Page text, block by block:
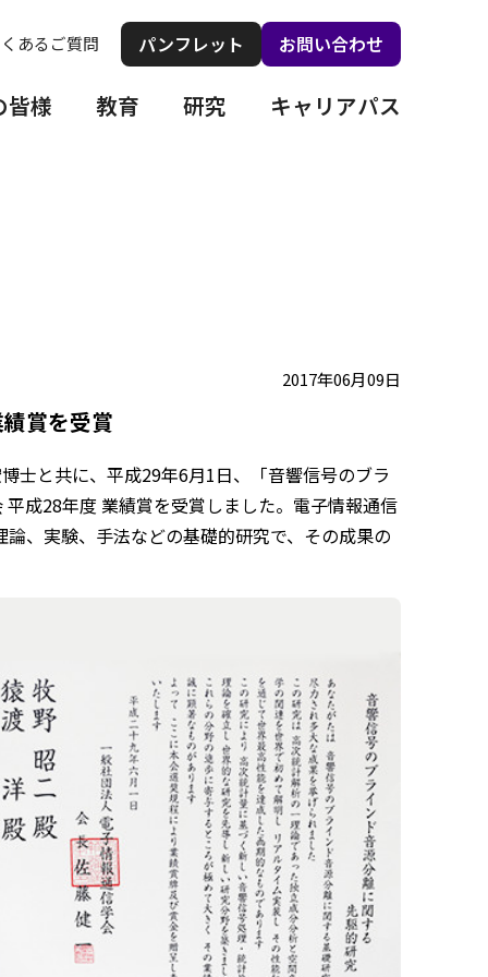
あるご質問 パンフレット お問い合わせ
皆様 教育 研究 キャリアパス
2017年06月09日
賞を受賞
士と共に、平成29年6月1日、「音響信号のブラ
成28年度 業績賞を受賞しました。電子情報通信
、実験、手法などの基礎的研究で、その成果の